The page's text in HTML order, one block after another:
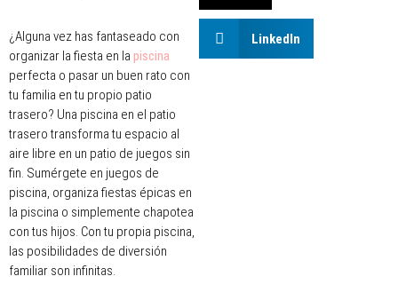
¿Alguna vez has fantaseado con
organizar la fiesta en la piscina
perfecta o pasar un buen rato con
tu familia en tu propio patio
trasero? Una piscina en el patio
trasero transforma tu espacio al
aire libre en un patio de juegos sin
fin. Sumérgete en juegos de
piscina, organiza fiestas épicas en
la piscina o simplemente chapotea
con tus hijos. Con tu propia piscina,
las posibilidades de diversión
familiar son infinitas.
LinkedIn